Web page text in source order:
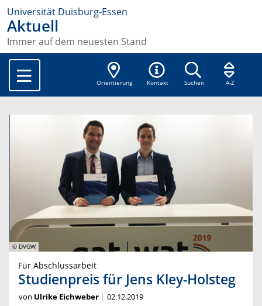
Universität Duisburg-Essen
Aktuell
Immer auf dem neuesten Stand
Orientierung Kontakt Suchen A-Z
© DVGW
Für Abschlussarbeit
Studienpreis für Jens Kley-Holsteg
von Ulrike Eichweber 02.12.2019